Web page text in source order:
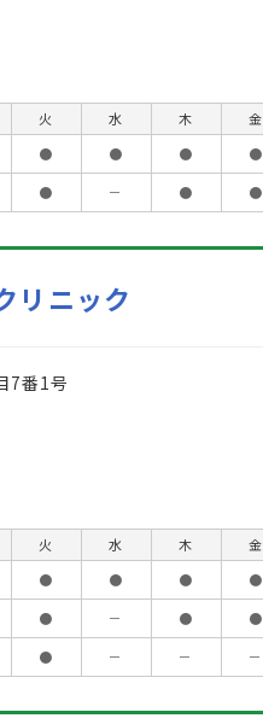
火 水 木 金
● ● ● ●
● － ● ●
リニック
7番1号
火 水 木 金
● ● ● ●
● － ● ●
● － － －